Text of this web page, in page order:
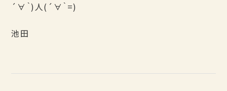
´∀｀)人(´∀｀=)
池田